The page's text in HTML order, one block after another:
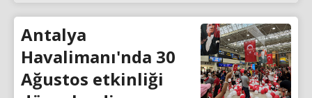
Antalya
Havalimanı'nda 30
Ağustos etkinliği